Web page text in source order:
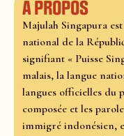
À propos
Majulah Singapura
national de la
signifiant « Puisse
malais, la langue
langues officielles du
composée et les
immigré indonésien,